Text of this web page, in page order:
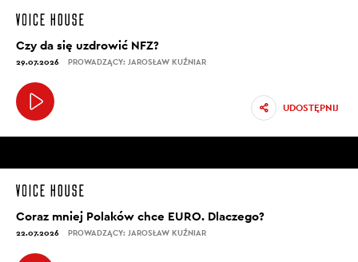
Czy da się uzdrowić NFZ?
29.07.2026 PROWADZĄCY: JAROSŁAW KUŹNIAR
UDOSTĘPNIJ
Coraz mniej Polaków chce EURO. Dlaczego?
22.07.2026 PROWADZĄCY: JAROSŁAW KUŹNIAR